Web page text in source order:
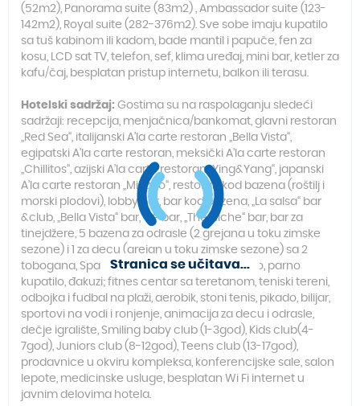
(52m2), Panorama suite (83m2) , Ambassador suite (123-
142m2), Royal suite (282-376m2). Sve sobe imaju kupatilo
sa tuš kabinom ili kadom, bade mantil i papuče, fen za
kosu, LCD sat TV, telefon, sef, klima uređaj, mini bar, ketler za
kafu/čaj, besplatan pristup internetu, balkon ili terasu.
Hotelski sadržaj: Gostima su na raspolaganju sledeći
sadržaji: recepcija, menjačnica/bankomat, glavni restoran
„Red Sea“, italijanski A’la carte restoran „Bella Vista“,
egipatski A’la carte restoran, meksički A’la carte restoran
„Chillitos“, azijski A’la carte restoran „Ying&Yang“, japanski
A’la carte restoran „Mikado“, restoran kod bazena (roštilj i
morski plodovi), lobby bar, bar kod bazena, „La salsa“ bar
&club, „Bella Vista“ bar, VIP bar, „The Niche“ bar, bar za
tinejdžere, 5 bazena za odrasle (2 grejana u toku zimske
sezone) i 1 za decu (grejan u toku zimske sezone) sa 2
tobogana, Spa centar-sauna, tursko kupatilo, parno
kupatilo, đakuzi; fitnes centar sa teretanom, teniski tereni,
odbojka i fudbal na plaži, aerobik, stoni tenis, pikado, bilijar,
sportovi na vodi i ronjenje, animacija za decu i odrasle,
dečje igralište, Smiling baby club (1-3god), Kids club(4-
7god), Juniors club (8-12god), Teens club (13-17god),
prodavnice u okviru kompleksa, konferencijske sale, salon
lepote, medicinske usluge, besplatan Wi Fi internet u
javnim delovima hotela.
Stranica se učitava...